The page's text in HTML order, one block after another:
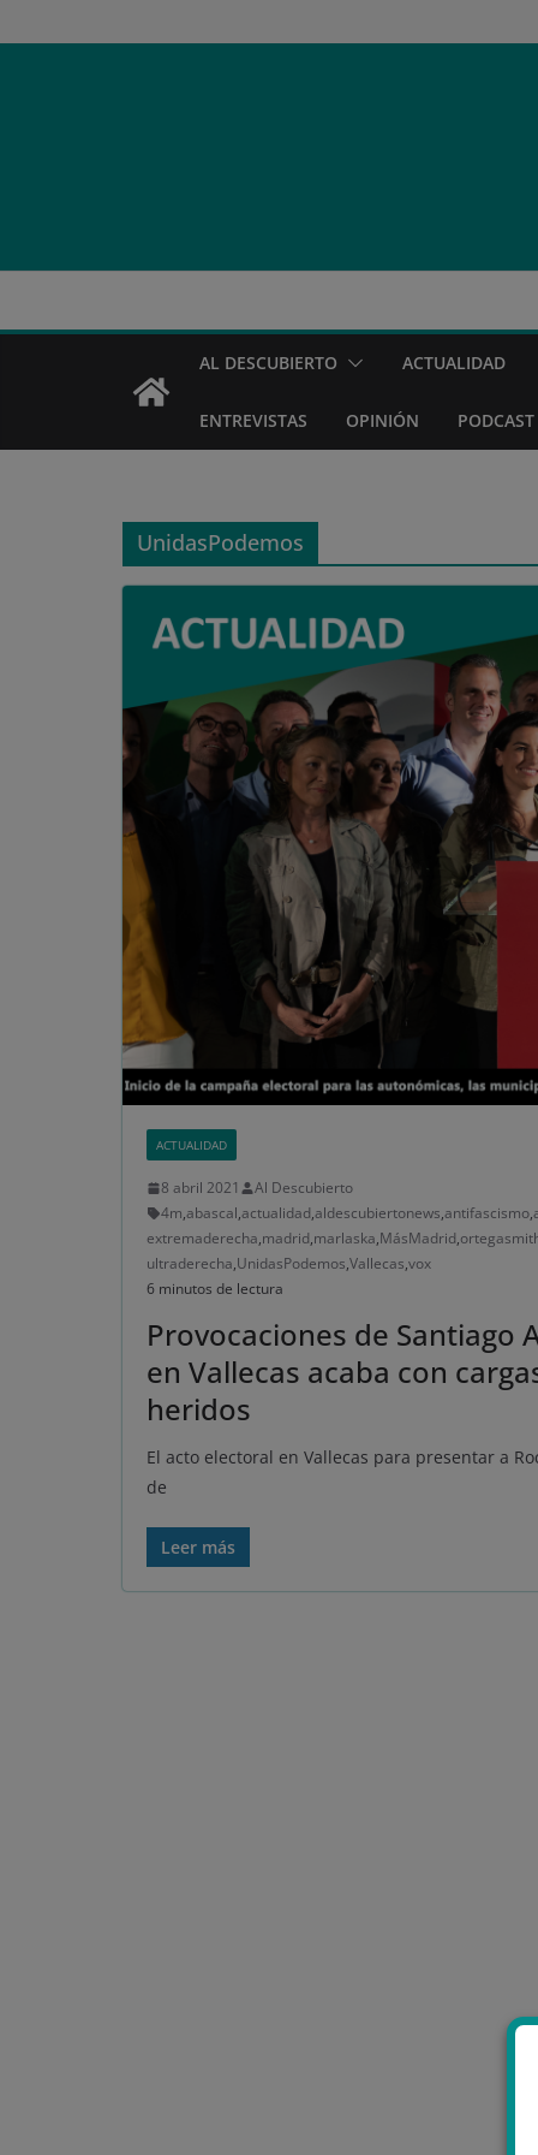
al
AL DESCUBIERTO ACTUALIDAD
ENTREVISTAS OPINIÓN PODCAST
UnidasPodemos
ACTUALIDAD
8 abril 2021
Al Descubierto
4m,abascal,actualidad,aldescubiertonews,antifascismo,
extremaderecha,madrid,marlaska,MásMadrid,
ultraderecha,UnidasPodemos,Vallecas,vox
6 minutos de lectura
Provocaciones de Santiago
en Vallecas acaba con
heridos
El acto electoral en Vallecas para presentar a
de
Leer más